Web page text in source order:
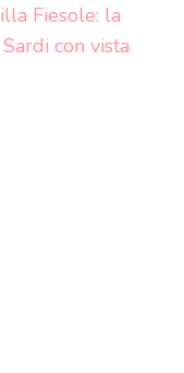
Fiesole: la
con vista